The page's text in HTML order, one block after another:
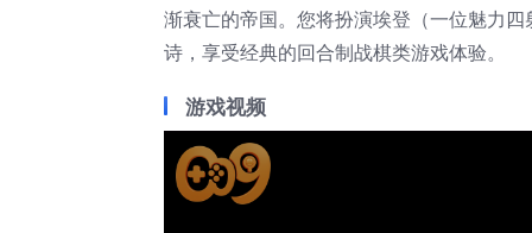
渐衰亡的帝国。您将扮演埃登（一位魅力
诗，享受经典的回合制战棋类游戏体验。
游戏视频